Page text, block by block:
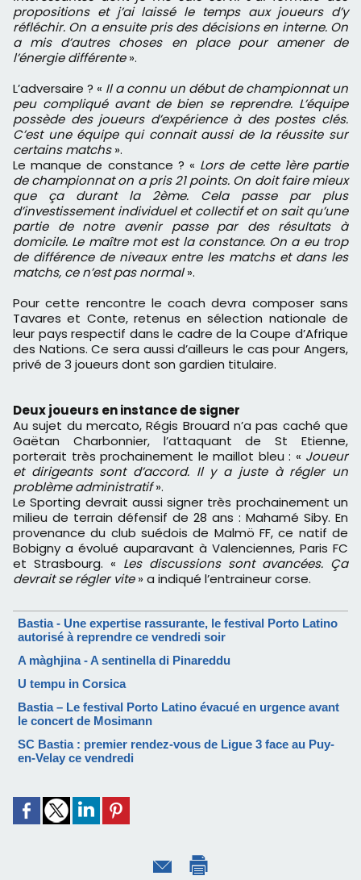
propositions et j’ai laissé le temps aux joueurs d’y
réfléchir. On a ensuite pris des décisions en interne. On
a mis d’autres choses en place pour amener de
l’énergie différente».
L’adversaire ? « Il a connu un début de championnat un
peu compliqué avant de bien se reprendre. L’équipe
possède des joueurs d’expérience à des postes clés.
C’est une équipe qui connait aussi de la réussite sur
certains matchs».
Le manque de constance ? « Lors de cette 1ère partie
de championnat on a pris 21 points. On doit faire mieux
que ça durant la 2ème. Cela passe par plus
d’investissement individuel et collectif et on sait qu’une
partie de notre avenir passe par des résultats à
domicile. Le maître mot est la constance. On a eu trop
de différence de niveaux entre les matchs et dans les
matchs, ce n’est pas normal».
Pour cette rencontre le coach devra composer sans
Tavares et Conte, retenus en sélection nationale de
leur pays respectif dans le cadre de la Coupe d’Afrique
des Nations. Ce sera aussi d’ailleurs le cas pour Angers,
privé de 3 joueurs dont son gardien titulaire.
Deux joueurs en instance de signer
Au sujet du mercato, Régis Brouard n’a pas caché que
Gaëtan Charbonnier, l’attaquant de St Etienne,
porterait très prochainement le maillot bleu : « Joueur
et dirigeants sont d’accord. Il y a juste à régler un
problème administratif».
Le Sporting devrait aussi signer très prochainement un
milieu de terrain défensif de 28 ans : Mahamé Siby. En
provenance du club suédois de Malmö FF, ce natif de
Bobigny a évolué auparavant à Valenciennes, Paris FC
et Strasbourg. « Les discussions sont avancées. Ça
devrait se régler vite» a indiqué l’entraineur corse.
Bastia - Une expertise rassurante, le festival Porto Latino
autorisé à reprendre ce vendredi soir
A màghjina - A sentinella di Pinareddu
U tempu in Corsica
Bastia – Le festival Porto Latino évacué en urgence avant
le concert de Mosimann
SC Bastia : premier rendez-vous de Ligue 3 face au Puy-
en-Velay ce vendredi